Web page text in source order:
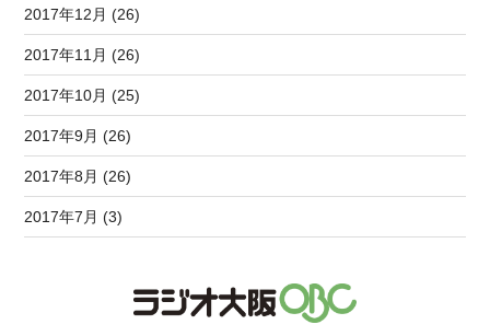
2017年12月 (26)
2017年11月 (26)
2017年10月 (25)
2017年9月 (26)
2017年8月 (26)
2017年7月 (3)